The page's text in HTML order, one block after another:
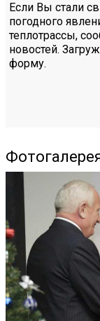
Если Вы стали
погодного
теплотрассы,
новостей.
форму.